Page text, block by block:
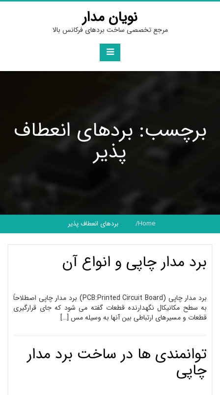
Skip
نویان مدار
مرجع تخصصی ساخت بردهای فرکانس بالا
برچسب: بردهای انعطاف
پذیر
Home بردهای انعطاف پذیر
برد مدار چاپی و انواع آن
برد مدار چاپی (PCB:Printed Circuit Board) برد مدار چاپی اصطلاحاً
به سطح مکانیکال نگهدارنده قطعات گفته می­ شود که جای قرار­گیری
قطعات و مسیرهای ارتباطی بین آن­ها به وسیله مس […]
توانمندی ها در ساخت برد مدار
چاپی